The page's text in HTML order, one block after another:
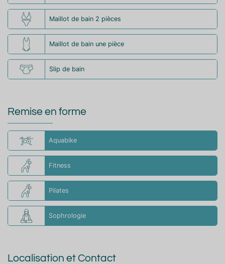
Maillot de bain 2 pièces
Maillot de bain une pièce
Slip de bain
Remise en forme
Aquabike
Fitness
Pilates
Sophrologie
Localisation et Contact